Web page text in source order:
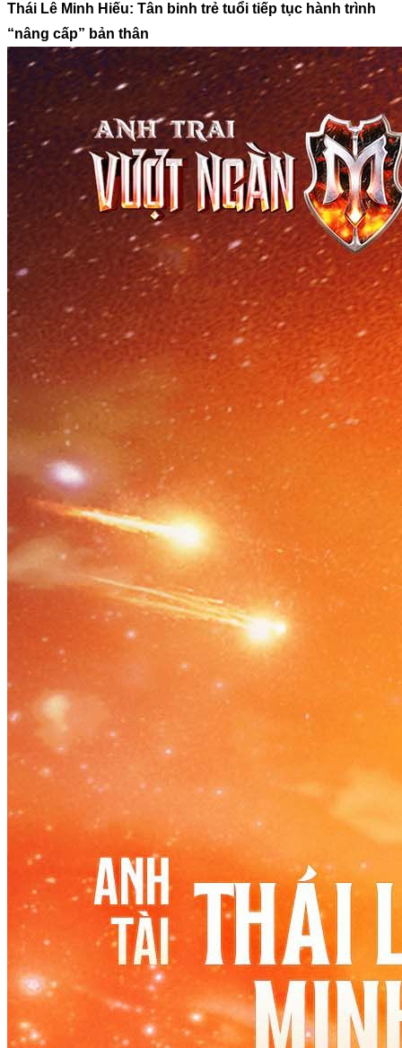
Thái Lê Minh Hiếu: Tân binh trẻ tuổi tiếp tục hành trình